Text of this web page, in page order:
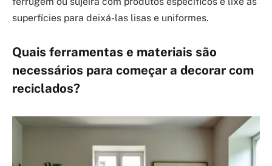
superfícies para deixá-las lisas e uniformes.
Quais ferramentas e materiais são
necessários para começar a decorar com
reciclados?